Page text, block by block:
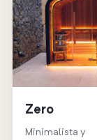
Zero
Minimalista y